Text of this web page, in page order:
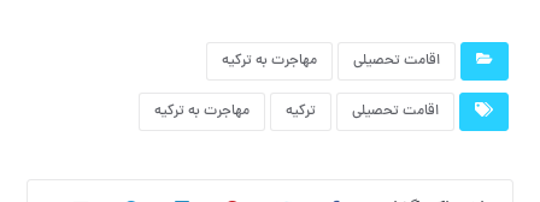
اقامت تحصیلی مهاجرت به ترکیه
اقامت تحصیلی ترکیه مهاجرت به ترکیه